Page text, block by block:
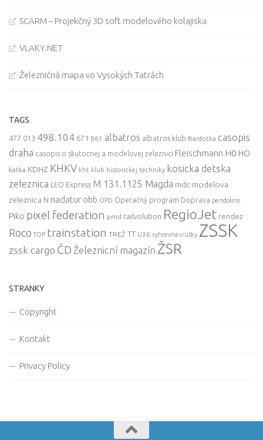
SCARM – Projekčný 3D soft modelového kolajiska
VLAKY.NET
Železničná mapa vo Vysokých Tatrách
TAGS
477.013 498.104 671 861 albatros albatros klub Bardotka casopis
draha casopis o skutocnej a modelovej zeleznici Fleischmann H0 HO
katka KDHZ KHKV kht klub historickej techniky kosicka detska
zeleznica
LEO Express M 131.1125 Magda mdc modelova
zeleznica N nadatur obb OPD Operačný program Doprava pendolino
Piko pixel federation pmd railvolution RegioJet rendez
Roco TOP trainstation TREŽ TT U36 vyhrevna vrutky ZSSK
zssk cargo ČD Železnicní magazín ŽSR
STRANKY
Copyright
Kontakt
Privacy Policy